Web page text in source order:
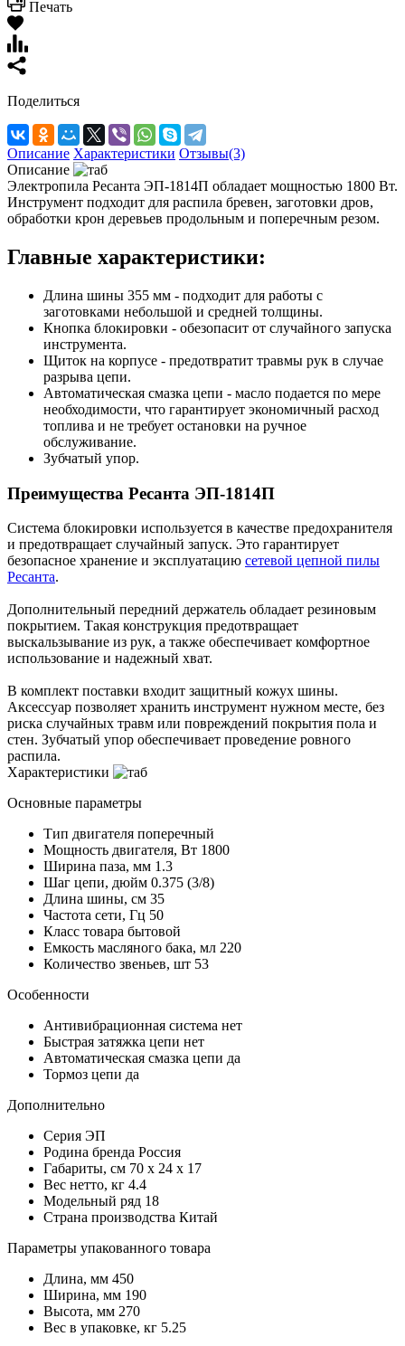
Печать
Поделиться
Описание Характеристики Отзывы(3)
Описание
Электропила Ресанта ЭП-1814П обладает мощностью 1800 Вт.
Инструмент подходит для распила бревен, заготовки дров,
обработки крон деревьев продольным и поперечным резом.
Главные характеристики:
Длина шины 355 мм - подходит для работы с
заготовками небольшой и средней толщины.
Кнопка блокировки - обезопасит от случайного запуска
инструмента.
Щиток на корпусе - предотвратит травмы рук в случае
разрыва цепи.
Автоматическая смазка цепи - масло подается по мере
необходимости, что гарантирует экономичный расход
топлива и не требует остановки на ручное
обслуживание.
Зубчатый упор.
Преимущества Ресанта ЭП-1814П
Система блокировки используется в качестве предохранителя
и предотвращает случайный запуск. Это гарантирует
безопасное хранение и эксплуатацию сетевой цепной пилы
Ресанта.
Дополнительный передний держатель обладает резиновым
покрытием. Такая конструкция предотвращает
выскальзывание из рук, а также обеспечивает комфортное
использование и надежный хват.
В комплект поставки входит защитный кожух шины.
Аксессуар позволяет хранить инструмент нужном месте, без
риска случайных травм или повреждений покрытия пола и
стен. Зубчатый упор обеспечивает проведение ровного
распила.
Характеристики
Основные параметры
Тип двигателя поперечный
Мощность двигателя, Вт 1800
Ширина паза, мм 1.3
Шаг цепи, дюйм 0.375 (3/8)
Длина шины, см 35
Частота сети, Гц 50
Класс товара бытовой
Емкость масляного бака, мл 220
Количество звеньев, шт 53
Особенности
Антивибрационная система нет
Быстрая затяжка цепи нет
Автоматическая смазка цепи да
Тормоз цепи да
Дополнительно
Серия ЭП
Родина бренда Россия
Габариты, см 70 x 24 x 17
Вес нетто, кг 4.4
Модельный ряд 18
Страна производства Китай
Параметры упакованного товара
Длина, мм 450
Ширина, мм 190
Высота, мм 270
Вес в упаковке, кг 5.25